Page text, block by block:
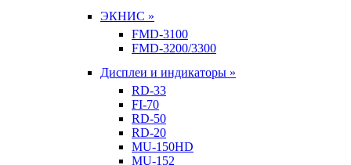
ЭКНИС »
FMD-3100
FMD-3200/3300
Дисплеи и индикаторы »
RD-33
FI-70
RD-50
RD-20
MU-150HD
MU-152